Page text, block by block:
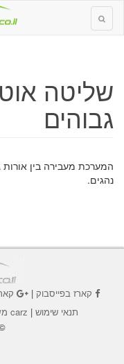
שליטה
גבוהים
המערכת מעבירה בין אורות
נהגים.
קארז בפייסבוק|
תנאי שימוש | carz מעודד טבעונות
©